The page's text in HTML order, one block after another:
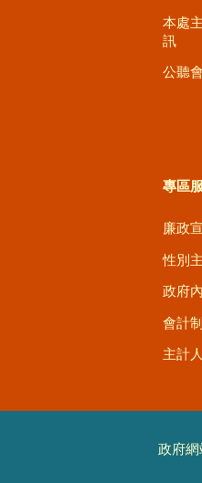
本處
訊
公聽會
專區
廉政
性別
政府
會計
主計
政府